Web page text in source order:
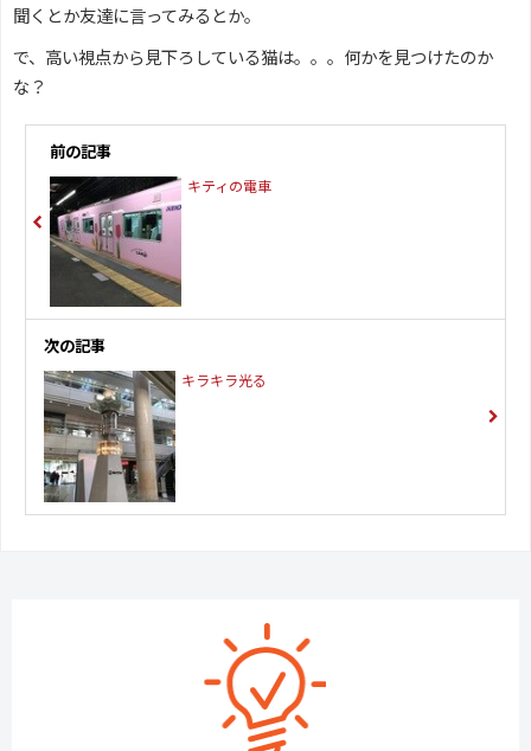
聞くとか友達に言ってみるとか。
で、高い視点から見下ろしている猫は。。。何かを見つけたのか
な？
前の記事
キティの電車
次の記事
キラキラ光る